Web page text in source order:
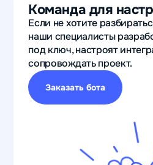
Команда для
Если не хотите
наши специалисты
под ключ, настроят
сопровождать проект.
Заказать бота